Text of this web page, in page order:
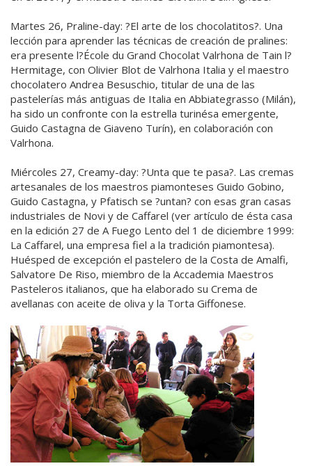
Martes 26, Praline-day: ?El arte de los chocolatitos?. Una
lección para aprender las técnicas de creación de pralines:
era presente l?École du Grand Chocolat Valrhona de Tain l?
Hermitage, con Olivier Blot de Valrhona Italia y el maestro
chocolatero Andrea Besuschio, titular de una de las
pastelerías más antiguas de Italia en Abbiategrasso (Milán),
ha sido un confronte con la estrella turinésa emergente,
Guido Castagna de Giaveno Turín), en colaboración con
Valrhona.
Miércoles 27, Creamy-day: ?Unta que te pasa?. Las cremas
artesanales de los maestros piamonteses Guido Gobino,
Guido Castagna, y Pfatisch se ?untan? con esas gran casas
industriales de Novi y de Caffarel (ver artículo de ésta casa
en la edición 27 de A Fuego Lento del 1 de diciembre 1999:
La Caffarel, una empresa fiel a la tradición piamontesa).
Huésped de excepción el pastelero de la Costa de Amalfi,
Salvatore De Riso, miembro de la Accademia Maestros
Pasteleros italianos, que ha elaborado su Crema de
avellanas con aceite de oliva y la Torta Giffonese.